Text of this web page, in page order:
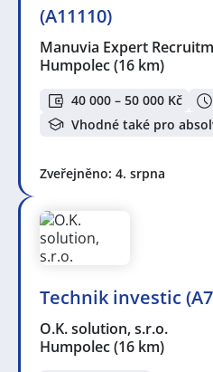
(A11110)
Manuvia Expert
Humpolec(16 km)
40 000 – 50 000 Kč
Vhodné také pro
Zveřejněno: 4. srpna
Technik investic
O.K. solution, s.r.o.
Humpolec(16 km)